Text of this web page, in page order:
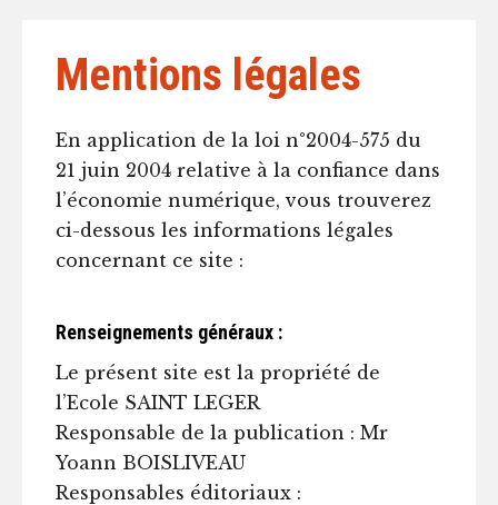
Mentions légales
En application de la loi n°2004-575 du
21 juin 2004 relative à la confiance dans
l’économie numérique, vous trouverez
ci-dessous les informations légales
concernant ce site :
Renseignements généraux :
Le présent site est la propriété de
l’Ecole SAINT LEGER
Responsable de la publication : Mr
Yoann BOISLIVEAU
Responsables éditoriaux :